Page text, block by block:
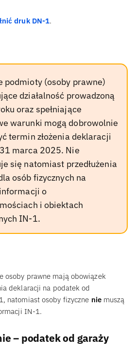
druk DN-1.
podmioty (osoby prawne)
działalność prowadzoną
oraz spełniające
warunki mogą dobrowolnie
termin złożenia deklaracji
marca 2025. Nie
się natomiast przedłużenia
osób fizycznych na
o
i obiektach
IN-1.
osoby prawne mają obowiązek
deklaracji na podatek od
natomiast osoby fizyczne niemuszą
IN-1.
– podatek od garaży